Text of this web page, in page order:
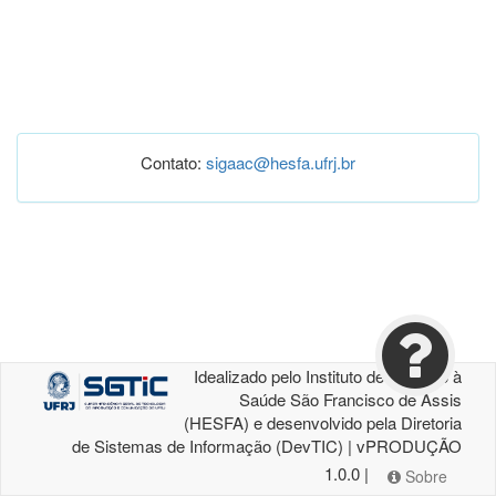
Contato: sigaac@hesfa.ufrj.br
Idealizado pelo Instituto de Atenção à
Saúde São Francisco de Assis
(HESFA) e desenvolvido pela Diretoria
de Sistemas de Informação (DevTIC) | vPRODUÇÃO
1.0.0 |
Sobre